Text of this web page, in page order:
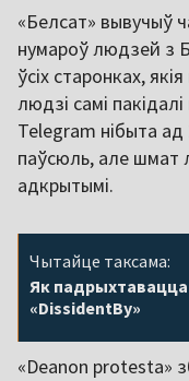
«Белсат» вывучыў
нумароў людзей з
ўсіх старонках,
людзі самі
Telegram нібыта
паўсюль, але шмат
адкрытымі.
Чытайце таксама:
Як падрыхтавацца
«DissidentBy»
«Deanon protesta»